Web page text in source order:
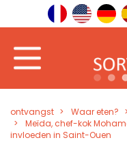
ontvangst Waar eten?
Meïda, chef-kok
invloeden in Saint-Ouen